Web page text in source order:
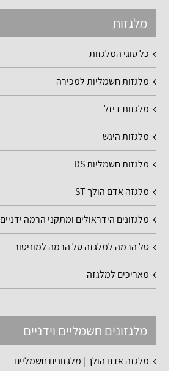
מלגזות
כל סוגי המלגזות
מלגזות חשמליות למכירה
מלגזות דיזל
מלגזות היגש
מלגזות חשמליות DS
מלגזה אדם הולך ST
מלגזונים הידראולים ומתקני הרמה ידניים
סל הרמה למלגזה סל הרמה למוניטור
מאריכים למלגזה
מלגזונים חשמליים וידניים
מלגזה אדם הולך | מלגזונים חשמליים